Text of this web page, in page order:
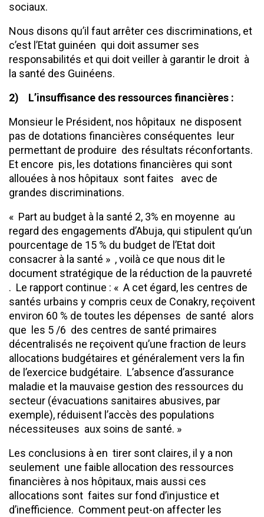
sociaux.
Nous disons qu’il faut arrêter ces discriminations, et
c’est l’Etat guinéen qui doit assumer ses
responsabilités et qui doit veiller à garantir le droit à
la santé des Guinéens.
2) L’insuffisance des ressources financières :
Monsieur le Président, nos hôpitaux ne disposent
pas de dotations financières conséquentes leur
permettant de produire des résultats réconfortants.
Et encore pis, les dotations financières qui sont
allouées à nos hôpitaux sont faites avec de
grandes discriminations.
« Part au budget à la santé 2, 3% en moyenne au
regard des engagements d’Abuja, qui stipulent qu’un
pourcentage de 15 % du budget de l’Etat doit
consacrer à la santé » , voilà ce que nous dit le
document stratégique de la réduction de la pauvreté
. Le rapport continue : « A cet égard, les centres de
santés urbains y compris ceux de Conakry, reçoivent
environ 60 % de toutes les dépenses de santé alors
que les 5 /6 des centres de santé primaires
décentralisés ne reçoivent qu’une fraction de leurs
allocations budgétaires et généralement vers la fin
de l’exercice budgétaire. L’absence d’assurance
maladie et la mauvaise gestion des ressources du
secteur (évacuations sanitaires abusives, par
exemple), réduisent l’accès des populations
nécessiteuses aux soins de santé. »
Les conclusions à en tirer sont claires, il y a non
seulement une faible allocation des ressources
financières à nos hôpitaux, mais aussi ces
allocations sont faites sur fond d’injustice et
d’inefficience. Comment peut-on affecter les